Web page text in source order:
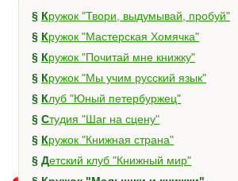
§
Кружок "Твори, выдумывай, пробуй"
§
Кружок "Мастерская Хомячка"
§
Кружок "Почитай мне книжку"
§
Кружок "Мы учим русский язык"
§
Клуб "Юный петербуржец"
§
Студия "Шаг на сцену"
§
Кружок "Книжная страна"
§
Детский клуб "Книжный мир"